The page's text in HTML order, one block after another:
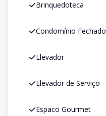
Brinquedoteca
Condomínio Fechado
Elevador
Elevador de Serviço
Espaco Gourmet